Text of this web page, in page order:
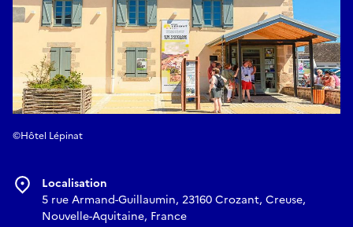
©Hôtel Lépinat
Localisation
5 rue Armand-Guillaumin, 23160 Crozant, Creuse,
Nouvelle-Aquitaine, France